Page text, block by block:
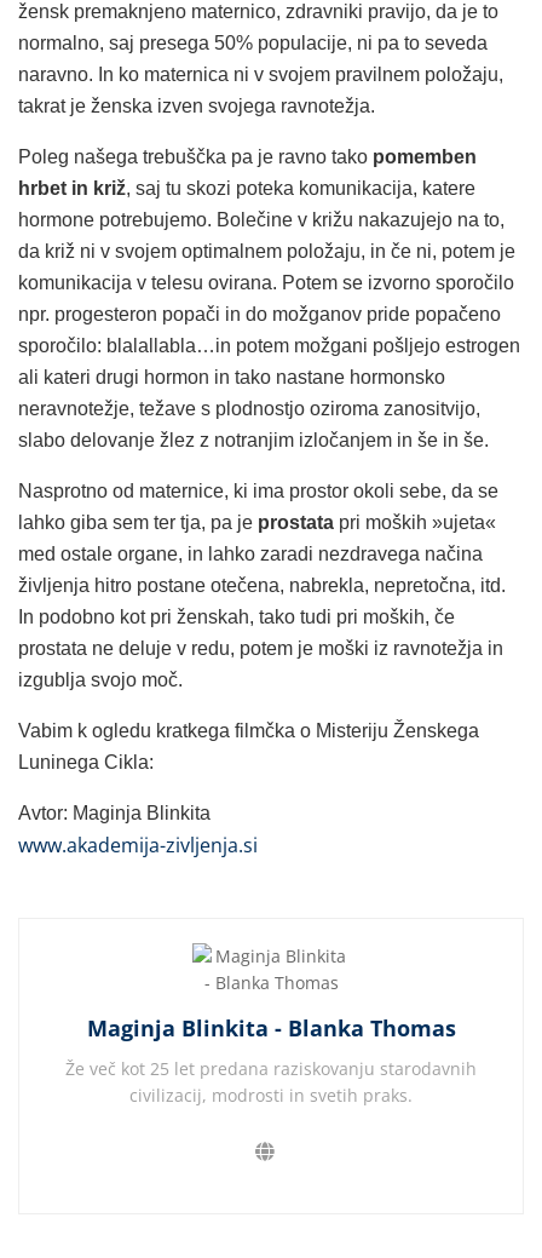
žensk premaknjeno maternico, zdravniki pravijo, da je to
normalno, saj presega 50% populacije, ni pa to seveda
naravno. In ko maternica ni v svojem pravilnem položaju,
takrat je ženska izven svojega ravnotežja.
Poleg našega trebuščka pa je ravno tako pomemben
hrbet in križ, saj tu skozi poteka komunikacija, katere
hormone potrebujemo. Bolečine v križu nakazujejo na to,
da križ ni v svojem optimalnem položaju, in če ni, potem je
komunikacija v telesu ovirana. Potem se izvorno sporočilo
npr. progesteron popači in do možganov pride popačeno
sporočilo: blalallabla…in potem možgani pošljejo estrogen
ali kateri drugi hormon in tako nastane hormonsko
neravnotežje, težave s plodnostjo oziroma zanositvijo,
slabo delovanje žlez z notranjim izločanjem in še in še.
Nasprotno od maternice, ki ima prostor okoli sebe, da se
lahko giba sem ter tja, pa je prostata pri moških »ujeta«
med ostale organe, in lahko zaradi nezdravega načina
življenja hitro postane otečena, nabrekla, nepretočna, itd.
In podobno kot pri ženskah, tako tudi pri moških, če
prostata ne deluje v redu, potem je moški iz ravnotežja in
izgublja svojo moč.
Vabim k ogledu kratkega filmčka o Misteriju Ženskega
Luninega Cikla:
Avtor: Maginja Blinkita
www.akademija-zivljenja.si
Maginja Blinkita - Blanka Thomas
Že več kot 25 let predana raziskovanju starodavnih
civilizacij, modrosti in svetih praks.